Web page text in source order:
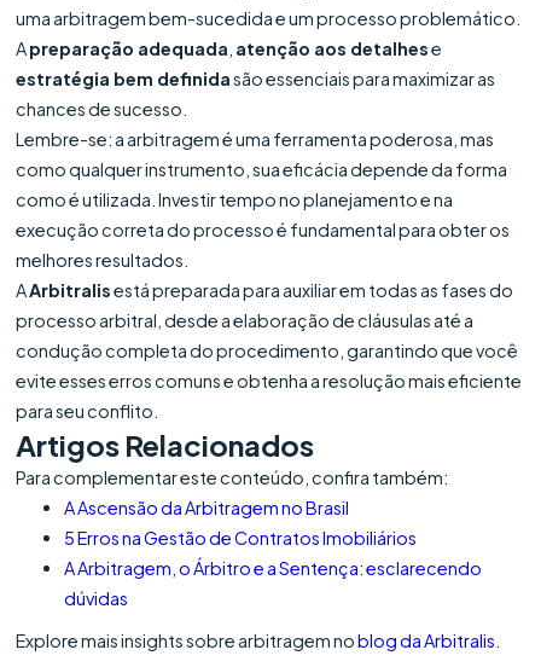
uma arbitragem bem-sucedida e um processo problemático.
Apreparação adequada atenção aos detalhese
estratégia bem definidasão essenciais para maximizar as
chances de sucesso.
Lembre-se: a arbitragem é uma ferramenta poderosa, mas
como qualquer instrumento, sua eficácia depende da forma
como é utilizada. Investir tempo no planejamento e na
execução correta do processo é fundamental para obter os
melhores resultados.
AArbitralisestá preparada para auxiliar em todas as fases do
processo arbitral, desde a elaboração de cláusulas até a
condução completa do procedimento, garantindo que você
evite esses erros comuns e obtenha a resolução mais eficiente
para seu conflito.
Artigos Relacionados
Para complementar este conteúdo, confira também:
A Ascensão da Arbitragem no Brasil
5 Erros na Gestão de Contratos Imobiliários
A Arbitragem, o Árbitro e a Sentença: esclarecendo
dúvidas
Explore mais insights sobre arbitragem noblog da Arbitralis